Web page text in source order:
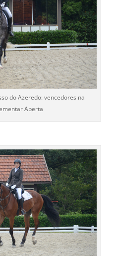
do Azeredo: vencedores na
Aberta